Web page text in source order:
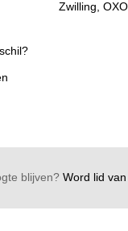
Zwilling,
blijven?Word lid van